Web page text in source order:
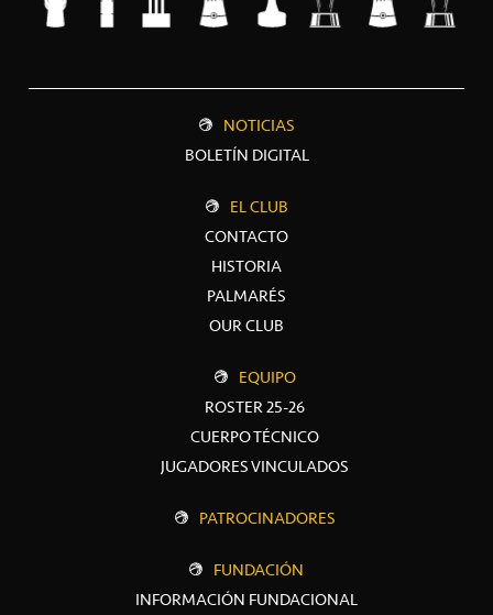
NOTICIAS
BOLETÍN DIGITAL
EL CLUB
CONTACTO
HISTORIA
PALMARÉS
OUR CLUB
EQUIPO
ROSTER 25-26
CUERPO TÉCNICO
JUGADORES VINCULADOS
PATROCINADORES
FUNDACIÓN
INFORMACIÓN FUNDACIONAL